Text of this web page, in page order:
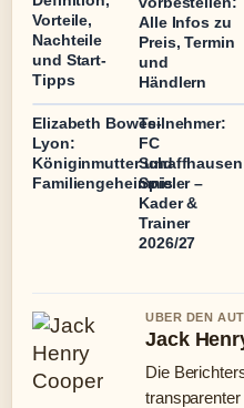
Vorteile,
Nachteile
und Start-
Tipps
Alle Infos zu
Preis, Termin
und
Händlern
Elizabeth Bowes-
Lyon:
Königinmutter und
Familiengeheimnis
Teilnehmer:
FC
Schaffhausen
Spieler –
Kader &
Trainer
2026/27
UBER DEN
Jack
Die